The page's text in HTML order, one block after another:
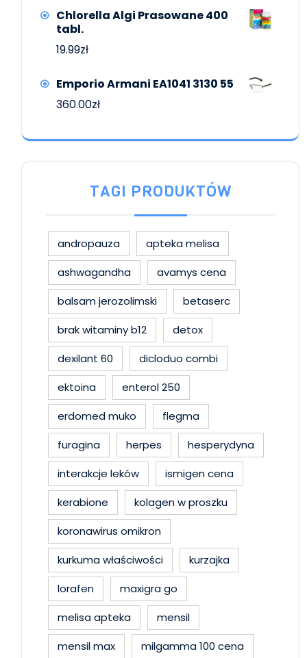
Chlorella Algi Prasowane 400
tabl.
19.99zł
Emporio Armani EA1041 3130 55
360.00zł
TAGI PRODUKTÓW
andropauza
apteka melisa
ashwagandha
avamys cena
balsam jerozolimski
betaserc
brak witaminy b12
detox
dexilant 60
dicloduo combi
ektoina
enterol 250
erdomed muko
flegma
furagina
herpes
hesperydyna
interakcje leków
ismigen cena
kerabione
kolagen w proszku
koronawirus omikron
kurkuma właściwości
kurzajka
lorafen
maxigra go
melisa apteka
mensil
mensil max
milgamma 100 cena